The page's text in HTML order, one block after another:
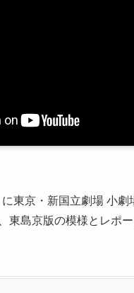
東京・新国立劇場 小
東島京版の模様とレポー